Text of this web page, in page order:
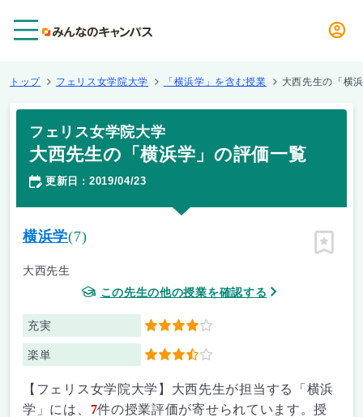
トップ フェリス女学院大学 「横浜学」を含む授業 大西先生の「横
フェリス女学院大学
大西先生の「横浜学」の評価一覧
更新日 ： 2019/04/23
横浜学(7)
大西先生
この先生の他の授業を確認する
充実 4
楽単 3.5
ピン留
【フェリス女学院大学】大西先生が担当する「横浜
学」には、 7件の授業評価が寄せられています。授